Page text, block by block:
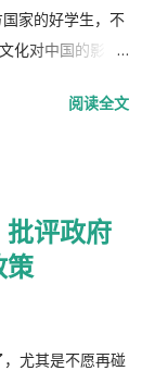
家的好学生，不
化对中国的影
。
阅读全文
评政府
策
尤其是不愿再碰